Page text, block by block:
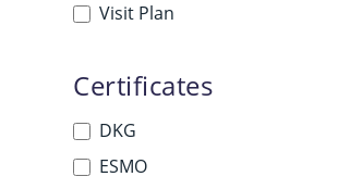
Visit Plan
Certificates
DKG
ESMO